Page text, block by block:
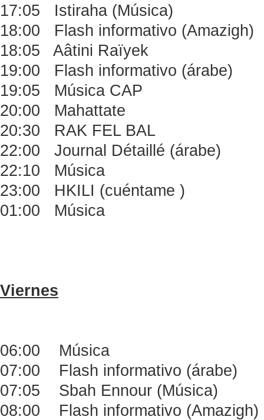
17:05 Istiraha (Música)
18:00 Flash informativo (Amazigh)
18:05 Aâtini Raïyek
19:00 Flash informativo (árabe)
19:05 Música CAP
20:00 Mahattate
20:30 RAK FEL BAL
22:00 Journal Détaillé (árabe)
22:10 Música
23:00 HKILI (cuéntame )
01:00 Música
Viernes
06:00 Música
07:00 Flash informativo (árabe)
07:05 Sbah Ennour (Música)
08:00 Flash informativo (Amazigh)